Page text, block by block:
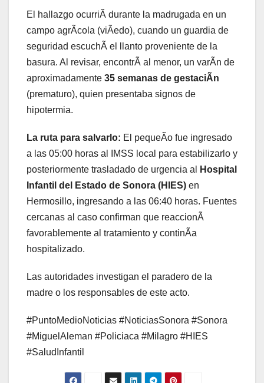
El hallazgo ocurriÃ durante la madrugada en un
campo agrÃcola (viÃedo), cuando un guardia de
seguridad escuchÃ el llanto proveniente de la
basura. Al revisar, encontrÃ al menor, un varÃn de
aproximadamente 35 semanas de gestaciÃn
(prematuro), quien presentaba signos de
hipotermia.
La ruta para salvarlo: El pequeÃo fue ingresado
a las 05:00 horas al IMSS local para estabilizarlo y
posteriormente trasladado de urgencia al
Hospital
Infantil del Estado de Sonora (HIES) en
Hermosillo, ingresando a las 06:40 horas. Fuentes
cercanas al caso confirman que reaccionÃ
favorablemente al tratamiento y continÃa
hospitalizado.
Las autoridades investigan el paradero de la
madre o los responsables de este acto.
#PuntoMedioNoticias #NoticiasSonora #Sonora
#MiguelAleman #Policiaca #Milagro #HIES
#SaludInfantil